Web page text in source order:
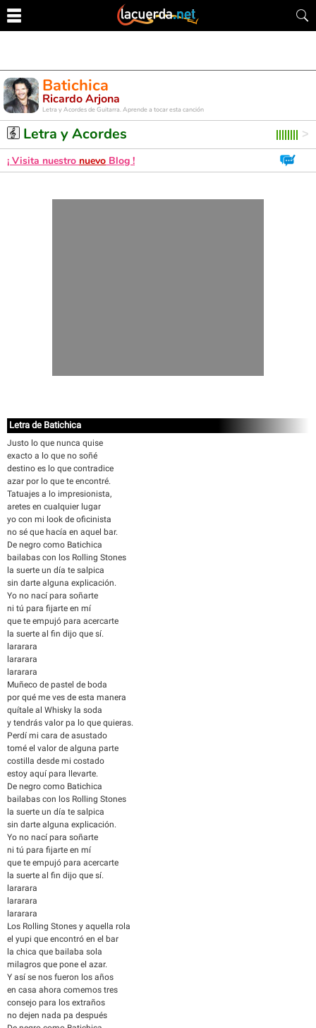
Batichica
Ricardo Arjona
Letra y Acordes de Guitarra. Aprende a tocar esta canción
Letra y Acordes
¡ Visita nuestro nuevo Blog !
Letra de Batichica
Justo lo que nunca quise
exacto a lo que no soñé
destino es lo que contradice
azar por lo que te encontré.
Tatuajes a lo impresionista,
aretes en cualquier lugar
yo con mi look de oficinista
no sé que hacía en aquel bar.
De negro como Batichica
bailabas con los Rolling Stones
la suerte un día te salpica
sin darte alguna explicación.
Yo no nací para soñarte
ni tú para fijarte en mí
que te empujó para acercarte
la suerte al fin dijo que sí.
lararara
lararara
lararara
Muñeco de pastel de boda
por qué me ves de esta manera
quítale al Whisky la soda
y tendrás valor pa lo que quieras.
Perdí mi cara de asustado
tomé el valor de alguna parte
costilla desde mi costado
estoy aquí para llevarte.
De negro como Batichica
bailabas con los Rolling Stones
la suerte un día te salpica
sin darte alguna explicación.
Yo no nací para soñarte
ni tú para fijarte en mí
que te empujó para acercarte
la suerte al fin dijo que sí.
lararara
lararara
lararara
Los Rolling Stones y aquella rola
el yupi que encontró en el bar
la chica que bailaba sola
milagros que pone el azar.
Y así se nos fueron los años
en casa ahora comemos tres
consejo para los extraños
no dejen nada pa después